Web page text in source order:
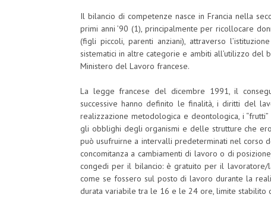
Il bilancio di competenze nasce in Francia nella
primi anni ’90 (1), principalmente per ricollocare
(figli piccoli, parenti anziani), attraverso
sistematici in altre categorie e ambiti all’utilizzo del
Ministero del Lavoro francese.
La legge francese del dicembre 1991, il
successive hanno definito le finalità, i diritti del
realizzazione metodologica e deontologica, i
gli obblighi degli organismi e delle strutture che
può usufruirne a intervalli predeterminati nel corso
concomitanza a cambiamenti di lavoro o di
congedi per il bilancio: è gratuito per il lavoratore/
come se fossero sul posto di lavoro durante la
durata variabile tra le 16 e le 24 ore, limite stabilito